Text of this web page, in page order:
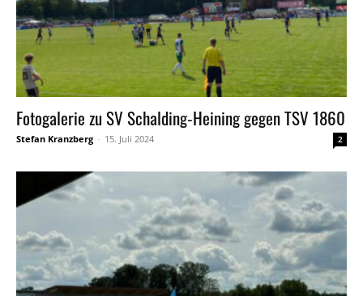
Fotogalerie zu SV Schalding-Heining gegen TSV 1860
Stefan Kranzberg - 15. Juli 2024 2